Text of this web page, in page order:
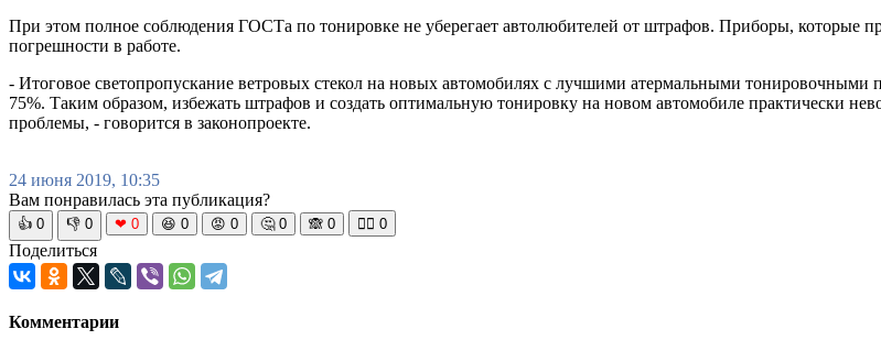
При этом полное соблюдения ГОСТа по тонировке не уберегает автолюбителей от штрафов. Приборы, которые
погрешности в работе.
- Итоговое светопропускание ветровых стекол на новых автомобилях с лучшими атермальными тонировочными
75%. Таким образом, избежать штрафов и создать оптимальную тонировку на новом автомобиле практически
проблемы, - говорится в законопроекте.
24 июня 2019, 10:35
Вам понравилась эта публикация?
👍 0 👎 0 ❤ 0 😆 0 😡 0 🤔 0 🙈 0 🧘‍♀️ 0
Поделиться
Комментарии